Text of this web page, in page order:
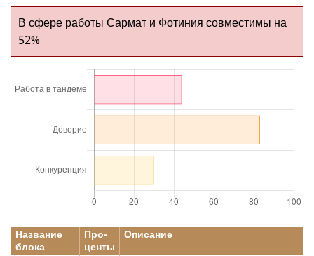
В сфере работы Сармат и Фотиния совместимы на
52%
Название
блока
Про-
центы
Описание